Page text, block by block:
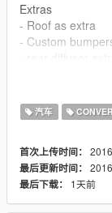
Extras
- Roof as extra
- Custom
Car mod
mods
группа со
有免費貴賓車組
汽车
首次上传时间：
最后更新时间：
最后下载：
1天前